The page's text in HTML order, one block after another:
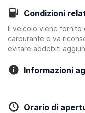
Condizioni
Il veicolo viene fornito
carburante e va
evitare addebiti
Informazioni
Orario di